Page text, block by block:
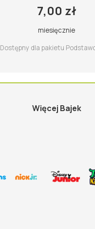
7,00 zł
miesięcznie
Dostępny dla pakietu
Więcej Bajek